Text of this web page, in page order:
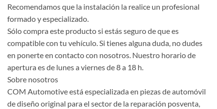
Recomendamos que la instalación la realice un profesional
formado y especializado.
Sólo compra este producto si estás seguro de que es
compatible con tu vehículo. Si tienes alguna duda, no dudes
en ponerte en contacto con nosotros. Nuestro horario de
apertura es de lunes a viernes de 8 a 18 h.
Sobre nosotros
COM Automotive está especializada en piezas de automóvil
de diseño original para el sector de la reparación posventa,